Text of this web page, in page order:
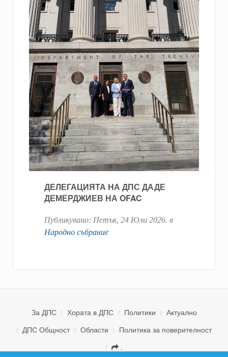
ДЕЛЕГАЦИЯТА НА ДПС ДАДЕ
ДЕМЕРДЖИЕВ НА OFAC
Публикувано: Петък, 24 Юли 2026. в
Народно събрание
За ДПС Хората в ДПС Политики
Актуално
ДПС Общност
Области
Политика за поверителност
.